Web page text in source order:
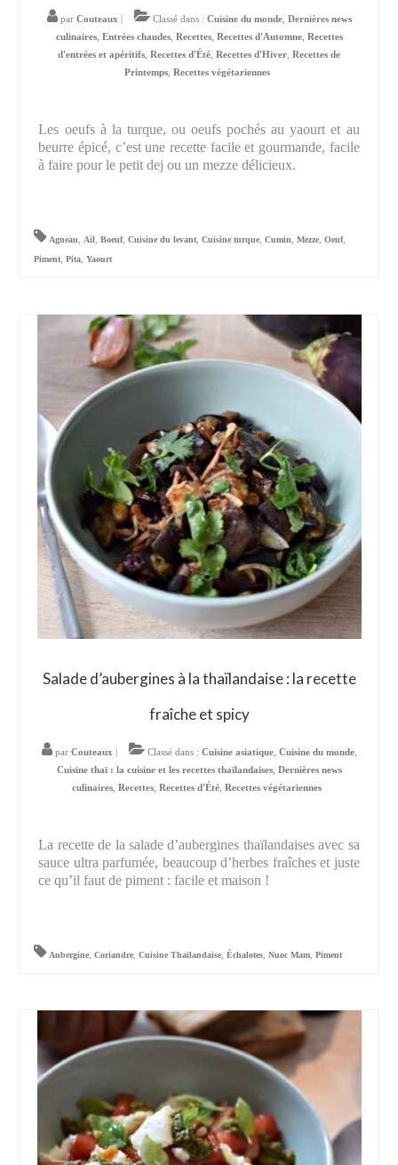
par Couteaux Classé dans : Cuisine du monde, Dernières news
culinaires, Entrées chaudes, Recettes, Recettes d'Automne, Recettes
d'entrées et apéritifs Recettes d'Été Recettes d'Hiver Recettes de
Printemps, Recettes végétariennes
Les oeufs à la turque, ou oeufs pochés au yaourt et au
beurre épicé, c’est une recette facile et gourmande, facile
à faire pour le petit dej ou un mezze délicieux.
Agneau,Ail,Boeuf,Cuisine du levant,Cuisine turque,Cumin,Mezze,Oeuf,
Piment,Pita,Yaourt
Salade d’aubergines à la thaïlandaise : la recette
fraîche et spicy
par Couteaux Classé dans : Cuisine asiatique, Cuisine du monde,
Cuisine thaï : la cuisine et les recettes thaïlandaises, Dernières news
culinaires Recettes Recettes d'Été Recettes végétariennes
La recette de la salade d’aubergines thaïlandaises avec sa
sauce ultra parfumée, beaucoup d’herbes fraîches et juste
ce qu’il faut de piment : facile et maison !
Aubergine,Coriandre,Cuisine Thaïlandaise,Échalotes,Nuoc Mam,Piment